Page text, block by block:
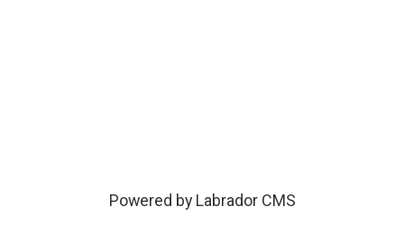
Powered by Labrador CMS